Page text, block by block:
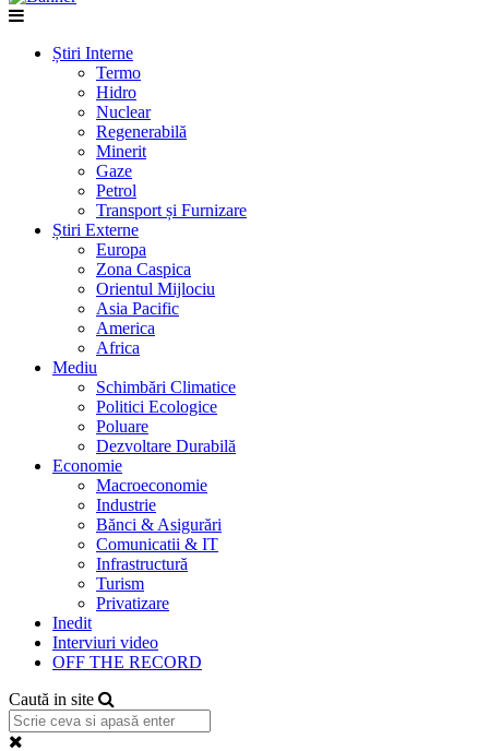
Știri Interne
Termo
Hidro
Nuclear
Regenerabilă
Minerit
Gaze
Petrol
Transport și Furnizare
Știri Externe
Europa
Zona Caspica
Orientul Mijlociu
Asia Pacific
America
Africa
Mediu
Schimbări Climatice
Politici Ecologice
Poluare
Dezvoltare Durabilă
Economie
Macroeconomie
Industrie
Bănci & Asigurări
Comunicatii & IT
Infrastructură
Turism
Privatizare
Inedit
Interviuri video
OFF THE RECORD
Caută in site